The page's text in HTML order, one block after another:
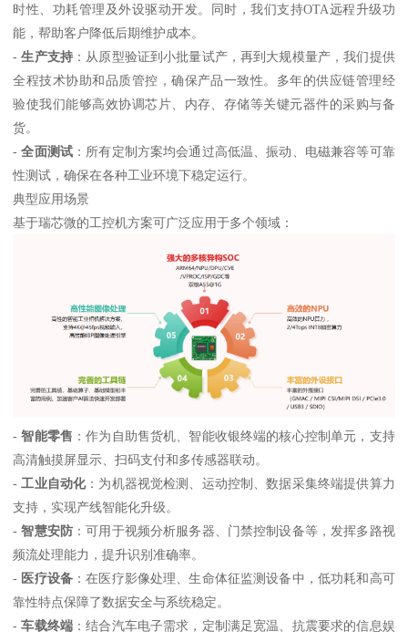
时性、功耗管理及外设驱动开发。同时，我们支持OTA远程升级功
能，帮助客户降低后期维护成本。
-生产支持 ：从原型验证到小批量试产，再到大规模量产，我们提供
全程技术协助和品质管控，确保产品一致性。多年的供应链管理经
验使我们能够高效协调芯片、内存、存储等关键元器件的采购与备
货。
-全面测试 ：所有定制方案均会通过高低温、振动、电磁兼容等可靠
性测试，确保在各种工业环境下稳定运行。
典型应用场景
基于瑞芯微的工控机方案可广泛应用于多个领域：
-智能零售 ：作为自助售货机、智能收银终端的核心控制单元，支持
高清触摸屏显示、扫码支付和多传感器联动。
-工业自动化：为机器视觉检测、运动控制、数据采集终端提供算力
支持，实现产线智能化升级。
-智慧安防 ：可用于视频分析服务器、门禁控制设备等，发挥多路视
频流处理能力，提升识别准确率。
- 医疗设备 ：在医疗影像处理、生命体征监测设备中，低功耗和高可
靠性特点保障了数据安全与系统稳定。
-车载终端 ：结合汽车电子需求，定制满足宽温、抗震要求的信息娱